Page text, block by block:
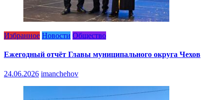
Избранное Новости Общество
Ежегодный отчёт Главы муниципального округа Чехов
24.06.2026 imanchehov